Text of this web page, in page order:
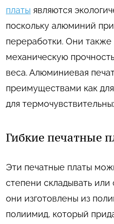
платы являются
поскольку алюминий
переработки. Они
механическую
веса. Алюминиевая
преимуществами как
для
Гибкие печатные
Эти печатные платы
степени складывать или
они изготовлены из
полиимид, который